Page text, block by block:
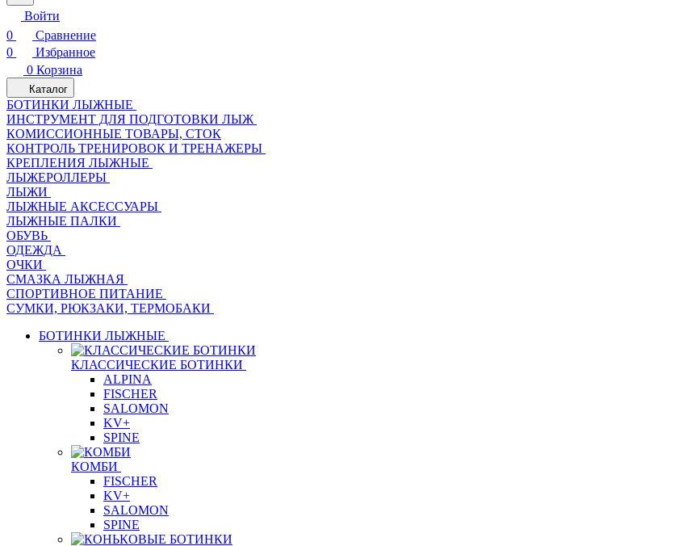
Войти
0
Сравнение
0
Избранное
0 Корзина
Каталог
БОТИНКИ ЛЫЖНЫЕ
ИНСТРУМЕНТ ДЛЯ ПОДГОТОВКИ ЛЫЖ
КОМИССИОННЫЕ ТОВАРЫ, СТОК
КОНТРОЛЬ ТРЕНИРОВОК И ТРЕНАЖЕРЫ
КРЕПЛЕНИЯ ЛЫЖНЫЕ
ЛЫЖЕРОЛЛЕРЫ
ЛЫЖИ
ЛЫЖНЫЕ АКСЕССУАРЫ
ЛЫЖНЫЕ ПАЛКИ
ОБУВЬ
ОДЕЖДА
ОЧКИ
СМАЗКА ЛЫЖНАЯ
СПОРТИВНОЕ ПИТАНИЕ
СУМКИ, РЮКЗАКИ, ТЕРМОБАКИ
БОТИНКИ ЛЫЖНЫЕ
КЛАССИЧЕСКИЕ БОТИНКИ
ALPINA
FISCHER
SALOMON
KV+
SPINE
КОМБИ
FISCHER
KV+
SALOMON
SPINE